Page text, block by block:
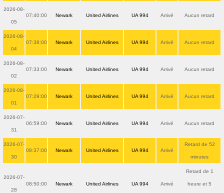
2026-08-
05
07:40:00 Newark United Airlines UA 994 Arrivé Aucun retard
2026-08-
04
07:38:00 Newark United Airlines UA 994 Arrivé Aucun retard
2026-08-
02
07:33:00 Newark United Airlines UA 994 Arrivé Aucun retard
2026-08-
01
07:29:00 Newark United Airlines UA 994 Arrivé Aucun retard
2026-07-
31
06:59:00 Newark United Airlines UA 994 Arrivé Aucun retard
2026-07-
30
08:37:00 Newark United Airlines UA 994 Arrivé
Retard de 52
minutes
2026-07-
28
08:50:00 Newark United Airlines UA 994 Arrivé
Retard de 1
heure et 5